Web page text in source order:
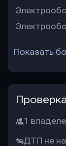
Показать
1
ДТП не